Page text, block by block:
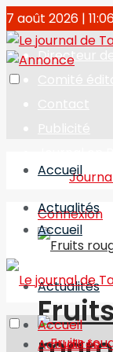
7 août 2026 |
Directeur
Connexion
Accueil
Actualités
Accueil
Actualités
Accueil
Actualités